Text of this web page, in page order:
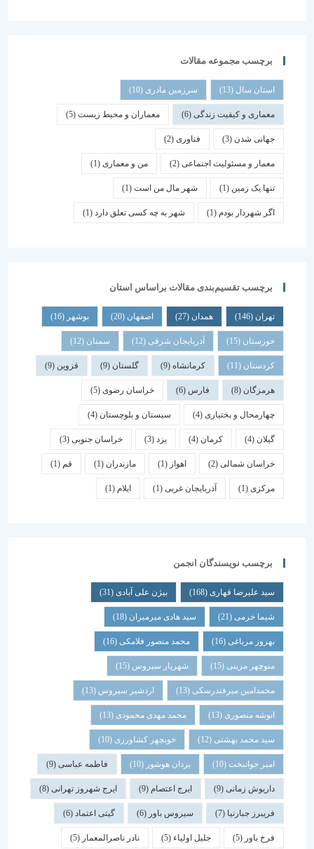
برچسب مجموعه مقالات
استان سال(13) سرزمین مادری(10)
معماری و کیفیت زندگی(6) معماران و محیط زیست(5)
جهانی شدن(3) فناوری (2)
معمار و مسئولیت اجتماعی (2) من و معماری (1)
تنها یک زمین(1) شهر مال من است(1)
اگر شهردار بودم (1) شهر به چه کسی تعلق دارد(1)
برچسب تقسیم‌بندی مقالات براساس استان
همدان اصفهان (20) بوشهر
خوزستان(15) آذربایجان شرقی(12) سمنان (12)
کردستان(11) کرمانشاه(9) گلستان (9) قزوین
هرمزگان(8) فارس خراسان رضوی(5)
چهارمحال و بختیاری (4) سیستان و بلوچستان(4)
کرمان یزد خراسان جنوبی(3)
خراسان شمالی(2) اهواز مازندران(1) قم
(1) آذربایجان غربی(1) ایلام
برچسب نویسندگان انجمن
سید علیرضا قهاری(168) بیژن علی آبادی(31)
شیما خرمی(21) سید هادی میرمیران(18)
بهروز مرباغی (16) محمد منصور فلامکی (16)
منوچهر مزینی(15) شهریار سیروس(15)
محمدامین میرفندرسکی(13) اردشیر سیروس(13)
انوشه منصوری(13) محمد مهدی محمودی(13)
سید محمد بهشتی(12) خوبچهر کشاورزی(10)
امیر جوانبخت(10) یزدان هوشور(10) فاطمه عباسی(9)
داریوش زمانی(9) ایرج اعتصام(9) ایرج شهروز تهرانی(8)
فریبرز جبارنیا(7) سیروس باور(6) گیتی اعتماد(6)
فرخ باور(5) جلیل اولیاء(5) نادر ناصرالمعمار (5)